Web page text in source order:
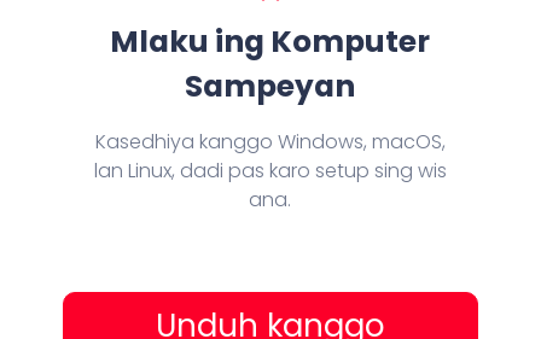
Mlaku ing Komputer
Sampeyan
Kasedhiya kanggo Windows, macOS,
lan Linux, dadi pas karo setup sing wis
ana.
Unduh kanggo